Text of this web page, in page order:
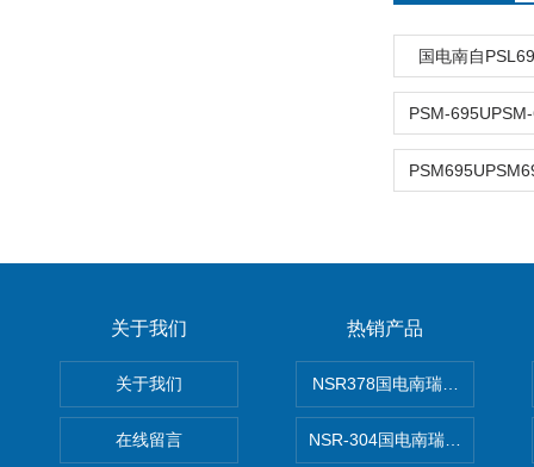
国电南自
关于我们
关于我们
在线留言
热销产品
NSR378国电南瑞NSR-378变
NSR-304国电南瑞NSR-304